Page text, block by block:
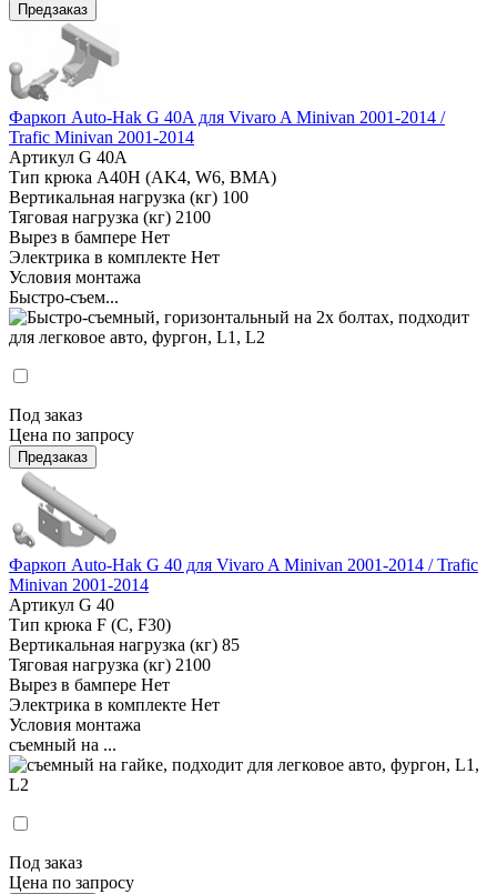
Предзаказ
Фаркоп Auto-Hak G 40A для Vivaro A Minivan 2001-2014 /
Trafic Minivan 2001-2014
Артикул G 40A
Тип крюка А40H (AK4, W6, BMA)
Вертикальная нагрузка (кг) 100
Тяговая нагрузка (кг) 2100
Вырез в бампере Нет
Электрика в комплекте Нет
Условия монтажа
Быстро-съем...
Под заказ
Цена по запросу
Предзаказ
Фаркоп Auto-Hak G 40 для Vivaro A Minivan 2001-2014 / Trafic
Minivan 2001-2014
Артикул G 40
Тип крюка F (C, F30)
Вертикальная нагрузка (кг) 85
Тяговая нагрузка (кг) 2100
Вырез в бампере Нет
Электрика в комплекте Нет
Условия монтажа
съемный на ...
Под заказ
Цена по запросу